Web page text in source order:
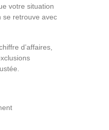
votre situation
se retrouve avec
d’affaires,